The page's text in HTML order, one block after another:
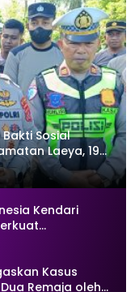
Sosial
Laeya, 19
Kendari
Kasus
Remaja oleh